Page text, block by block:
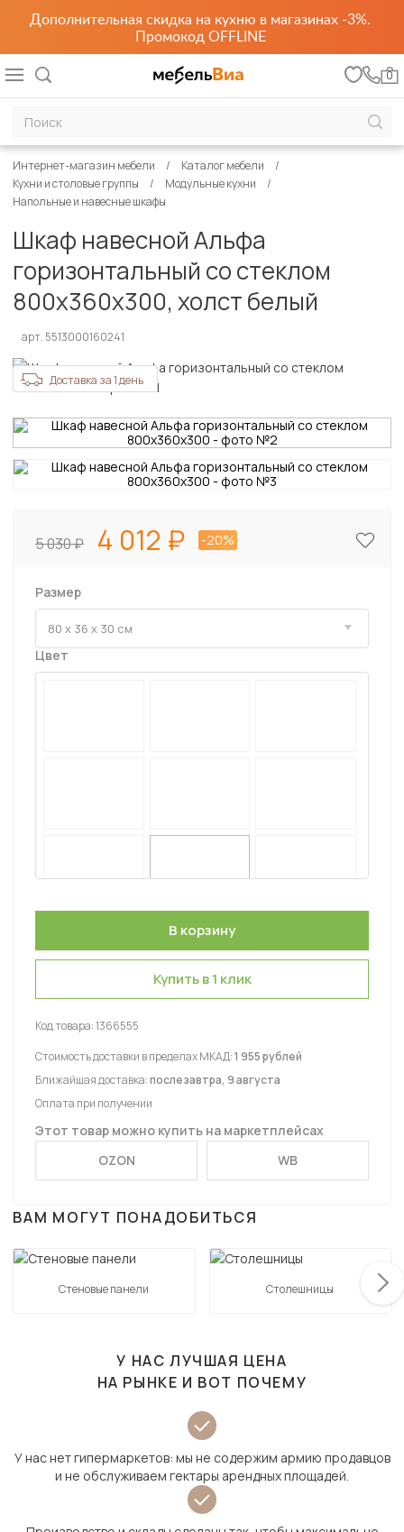
Дополнительная скидка на кухню в магазинах -3%.
Промокод OFFLINE
0
Интернет-магазин мебели
Каталог мебели
Кухни и столовые группы
Модульные кухни
Напольные и навесные шкафы
Шкаф навесной Альфа
горизонтальный со стеклом
800х360х300, холст белый
арт. 5513000160241
Доставка за 1 день
5 030 4 012 -20%
Размер
Цвет
Купить в 1 клик
Код товара:1366555
Стоимость доставки в пределах МКАД:1 955 рублей
Ближайшая доставка:послезавтра, 9 августа
Оплата при получении
Этот товар можно купить на маркетплейсах
OZON
WB
ВАМ МОГУТ ПОНАДОБИТЬСЯ
Стеновые панели Столешницы
У НАС ЛУЧШАЯ ЦЕНА
НА РЫНКЕ И ВОТ ПОЧЕМУ
У нас нет гипермаркетов: мы не содержим армию продавцов
и не обслуживаем гектары арендных площадей.